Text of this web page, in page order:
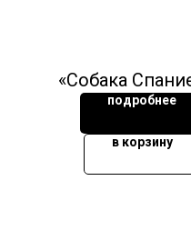
«Собака
подробнее
в корзину